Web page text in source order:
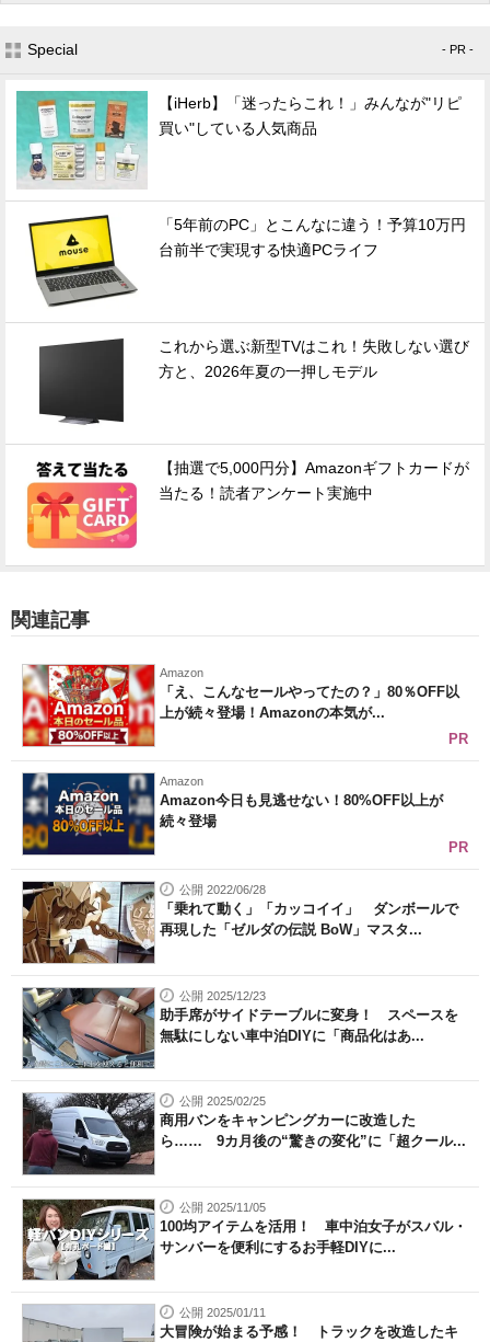
Special - PR -
【iHerb】「迷ったらこれ！」みんなが"リピ
買い"している人気商品
「5年前のPC」とこんなに違う！予算10万円
台前半で実現する快適PCライフ
これから選ぶ新型TVはこれ！失敗しない選び
方と、2026年夏の一押しモデル
【抽選で5,000円分】Amazonギフトカードが
当たる！読者アンケート実施中
関連記事
Amazon
「え、こんなセールやってたの？」80％OFF以
上が続々登場！Amazonの本気が...
PR
Amazon
Amazon今日も見逃せない！80%OFF以上が
続々登場
PR
公開 2022/06/28
「乗れて動く」「カッコイイ」 ダンボールで
再現した「ゼルダの伝説 BoW」マスタ...
公開 2025/12/23
助手席がサイドテーブルに変身！ スペースを
無駄にしない車中泊DIYに「商品化はあ...
公開 2025/02/25
商用バンをキャンピングカーに改造した
ら…… 9カ月後の“驚きの変化”に「超クール...
公開 2025/11/05
100均アイテムを活用！ 車中泊女子がスバル・
サンバーを便利にするお手軽DIYに...
公開 2025/01/11
大冒険が始まる予感！ トラックを改造したキ